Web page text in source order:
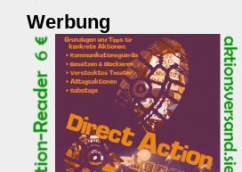
Werbung